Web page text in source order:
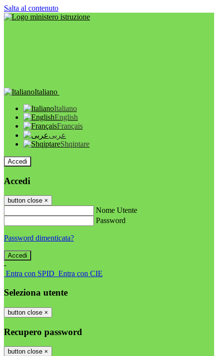
Salta al contenuto
Italiano
Italiano
English
Français
عربى
Shqiptare
Accedi
Accedi
button close ×
Nome Utente
Password
Password dimenticata?
-
Entra con SPID Entra con CIE
Seleziona utente
button close ×
Recupero password
button close ×